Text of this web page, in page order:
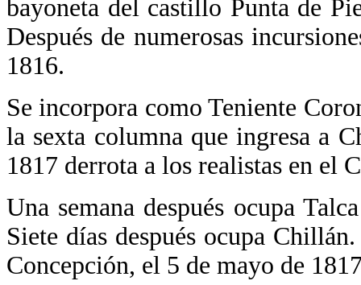
bayoneta del castillo Punta de
Después de numerosas
1816.
Se incorpora como Teniente
la sexta columna que ingresa a
1817 derrota a los realistas en el
Una semana después ocupa
Siete días después ocupa
Concepción, el 5 de mayo de